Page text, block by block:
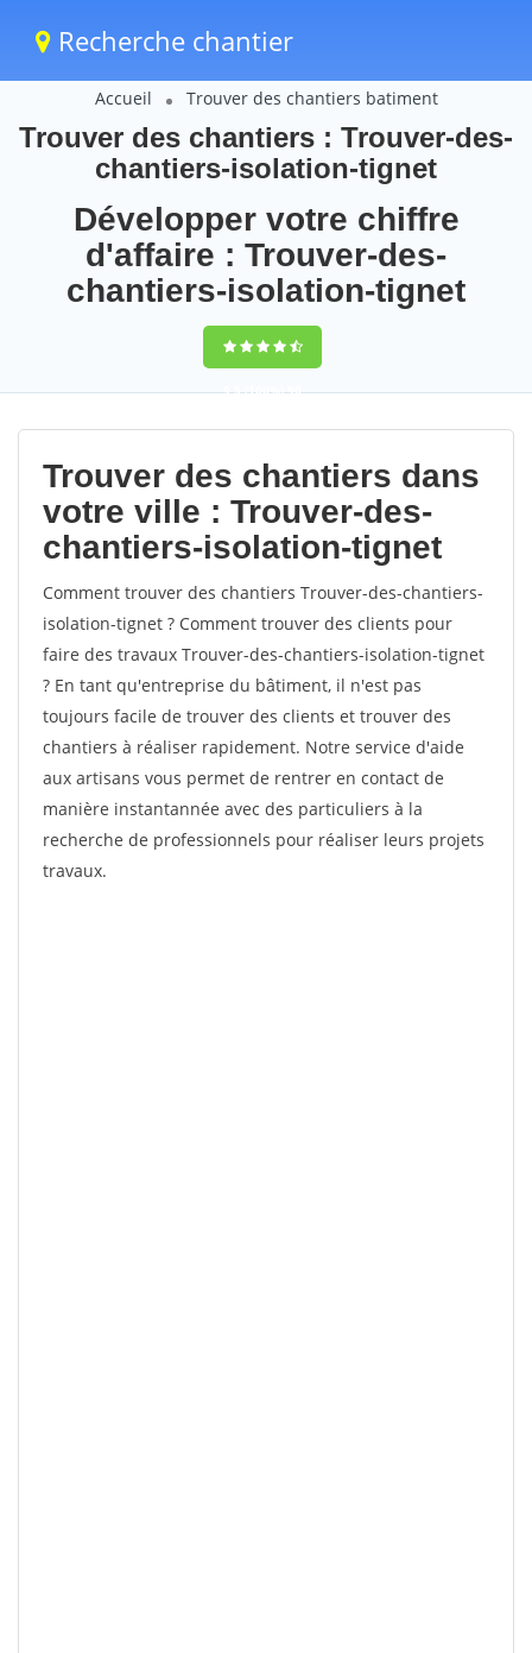
Recherche chantier
Accueil Trouver des chantiers batiment
Trouver des chantiers : Trouver-des-
chantiers-isolation-tignet
Développer votre chiffre
d'affaire : Trouver-des-
chantiers-isolation-tignet
9,5(100%)90
votes
Trouver des chantiers dans
votre ville : Trouver-des-
chantiers-isolation-tignet
Comment trouver des chantiers Trouver-des-chantiers-
isolation-tignet ? Comment trouver des clients pour
faire des travaux Trouver-des-chantiers-isolation-tignet
? En tant qu'entreprise du bâtiment, il n'est pas
toujours facile de trouver des clients et trouver des
chantiers à réaliser rapidement. Notre service d'aide
aux artisans vous permet de rentrer en contact de
manière instantannée avec des particuliers à la
recherche de professionnels pour réaliser leurs projets
travaux.